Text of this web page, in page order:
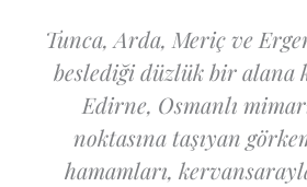
Tunca, Arda, Meriç ve
beslediği düzlük bir alana
Edirne, Osmanlı
noktasına taşıyan
hamamları,